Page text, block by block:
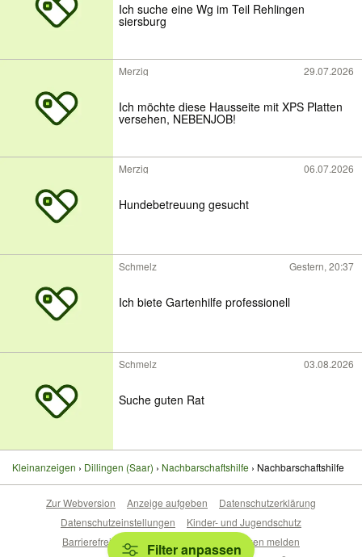
Ich suche eine Wg im Teil Rehlingen
siersburg
Merzig 29.07.2026
Ich möchte diese Hausseite mit XPS Platten
versehen, NEBENJOB!
Merzig 06.07.2026
Hundebetreuung gesucht
Schmelz Gestern, 20:37
Ich biete Gartenhilfe professionell
Schmelz 03.08.2026
Suche guten Rat
Kleinanzeigen Dillingen (Saar) Nachbarschaftshilfe Nachbarschaftshilfe
Filter anpassen
Zur Webversion Anzeige aufgeben
Datenschutzerklärung
Datenschutzeinstellungen
Kinder- und Jugendschutz
Barrierefreiheitserklärung
Sicherheitslücken melden